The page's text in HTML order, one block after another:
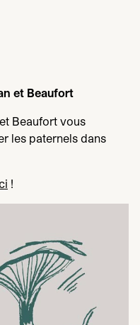
et Beaufort
Beaufort vous
les paternels dans
!